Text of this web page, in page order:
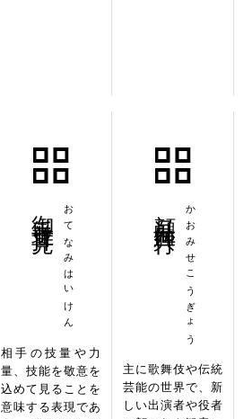
おてなみはいけん
相手の技量や力
量、技能を敬意を
込めて見ることを
意味する表現であ
かおみせこうぎょう
主に歌舞伎や伝統
芸能の世界で、新
しい出演者や役者